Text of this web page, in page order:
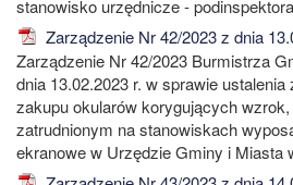
stanowisko urzędnicze -
Zarządzenie Nr 42/2023 z dnia
Zarządzenie Nr 42/2023 Burmistrza
dnia 13.02.2023 r. w sprawie
zakupu okularów korygujących
zatrudnionym na stanowiskach
ekranowe w Urzędzie Gminy i Miasta